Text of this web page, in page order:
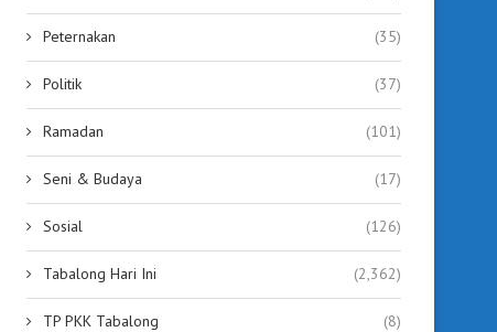
Peternakan (35)
Politik (37)
Ramadan (101)
Seni & Budaya (17)
Sosial (126)
Tabalong Hari Ini (2,362)
TP PKK Tabalong (8)